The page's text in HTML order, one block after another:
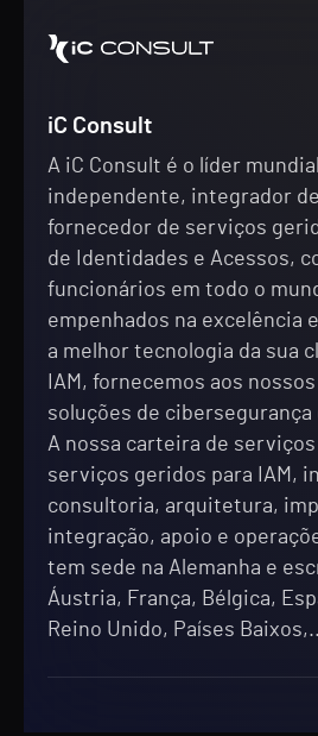
iC Consult
A iC Consult é o líder
independente, integrador
fornecedor de serviços
de Identidades e Acessos,
funcionários em todo o
empenhados na excelência
a melhor tecnologia da sua
IAM, fornecemos aos
soluções de
A nossa carteira de
serviços geridos para IAM,
consultoria, arquitetura,
integração, apoio e
tem sede na Alemanha e
Áustria, França, Bélgica,
Reino Unido, Países